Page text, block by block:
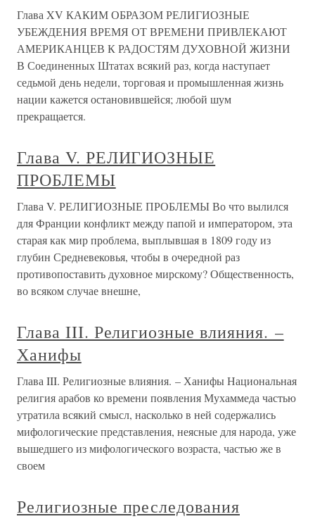
Глава XV КАКИМ ОБРАЗОМ РЕЛИГИОЗНЫЕ
УБЕЖДЕНИЯ ВРЕМЯ ОТ ВРЕМЕНИ ПРИВЛЕКАЮТ
АМЕРИКАНЦЕВ К РАДОСТЯМ ДУХОВНОЙ ЖИЗНИ
В Соединенных Штатах всякий раз, когда наступает
седьмой день недели, торговая и промышленная жизнь
нации кажется остановившейся; любой шум
прекращается.
Глава V. РЕЛИГИОЗНЫЕ
ПРОБЛЕМЫ
Глава V. РЕЛИГИОЗНЫЕ ПРОБЛЕМЫ Во что вылился
для Франции конфликт между папой и императором, эта
старая как мир проблема, выплывшая в 1809 году из
глубин Средневековья, чтобы в очередной раз
противопоставить духовное мирскому? Общественность,
во всяком случае внешне,
Глава III. Религиозные влияния. –
Ханифы
Глава III. Религиозные влияния. – Ханифы Национальная
религия арабов ко времени появления Мухаммеда частью
утратила всякий смысл, насколько в ней содержались
мифологические представления, неясные для народа, уже
вышедшего из мифологического возраста, частью же в
своем
Религиозные преследования